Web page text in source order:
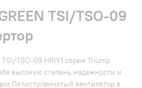
TSI/TSO-09
TSO-09 HRIY1 серии Triump
высокую степень надежности и
вентилятор в